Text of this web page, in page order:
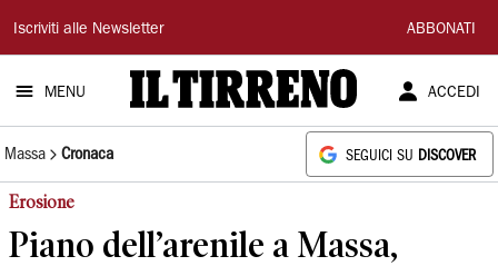
Il
Tirreno
Iscriviti alle Newsletter ABBONATI
MENU ACCEDI
Massa Cronaca SEGUICI SU DISCOVER
Erosione
Piano dell’arenile a Massa,